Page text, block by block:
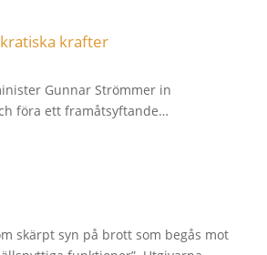
krafter
Gunnar Strömmer in
föra ett framåtsyftande…
skärpt syn på brott som begås mot